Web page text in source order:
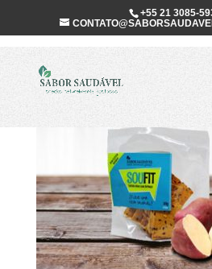
+55 21 3085-
batata-